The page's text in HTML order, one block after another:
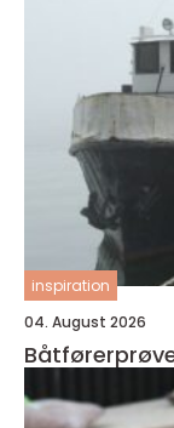
inspiration
04. August 2026